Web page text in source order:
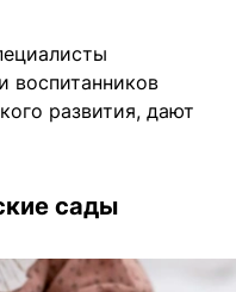
воспитанников
развития, дают
сады